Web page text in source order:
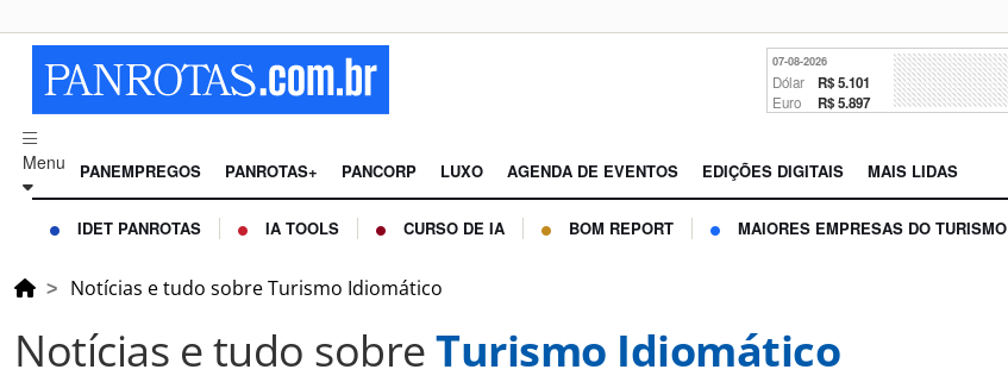
07-08-2026
Dólar R$ 5.101
Euro R$ 5.897
Menu PANEMPREGOS PANROTAS+ PANCORP LUXO AGENDA DE EVENTOS EDIÇÕES DIGITAIS MAIS LIDAS
IDET PANROTAS IA TOOLS CURSO DE IA BOM REPORT MAIORES EMPRESAS DO TURISMO
Notícias e tudo sobre Turismo Idiomático
Notícias e tudo sobreTurismo Idiomático